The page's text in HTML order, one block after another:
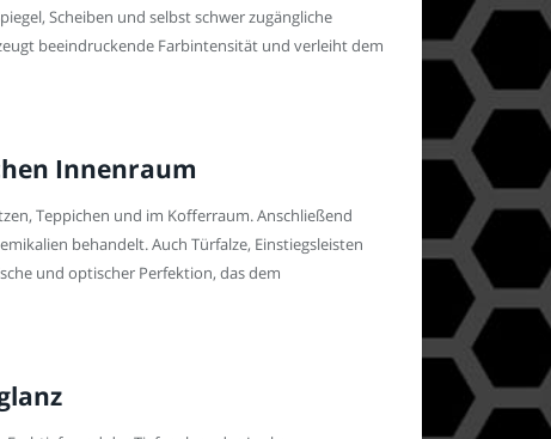
Scheiben und selbst schwer zugängliche
beeindruckende Farbintensität und verleiht dem
Innenraum
Teppichen und im Kofferraum. Anschließend
behandelt. Auch Türfalze, Einstiegsleisten
und optischer Perfektion, das dem